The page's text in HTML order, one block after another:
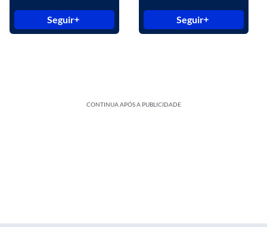
Seguir Seguir
CONTINUA APÓS A PUBLICIDADE